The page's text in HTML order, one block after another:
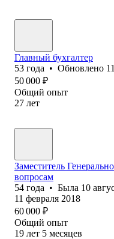
Главный бухгалтер
53 года • Обновлено
50 000 ₽
Общий опыт
27 лет
Заместитель
вопросам
54 года • Была 10
11 февраля 2018
60 000 ₽
Общий опыт
19 лет 5 месяцев